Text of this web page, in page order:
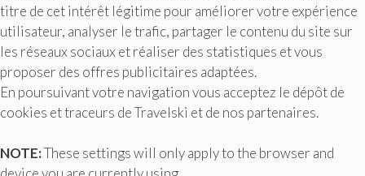
titre de cet intérêt légitime pour améliorer votre expérience
utilisateur, analyser le trafic, partager le contenu du site sur
les réseaux sociaux et réaliser des statistiques et vous
proposer des offres publicitaires adaptées.
En poursuivant votre navigation vous acceptez le dépôt de
cookies et traceurs de Travelski et de nos partenaires.
NOTE:These settings will only apply to the browser and